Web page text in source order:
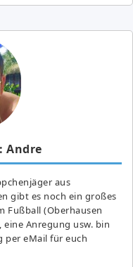
Andre
aus
gibt es noch ein großes
Fußball (Oberhausen
eine Anregung usw. bin
per eMail für euch